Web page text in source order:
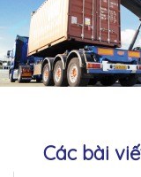
<
Các bài